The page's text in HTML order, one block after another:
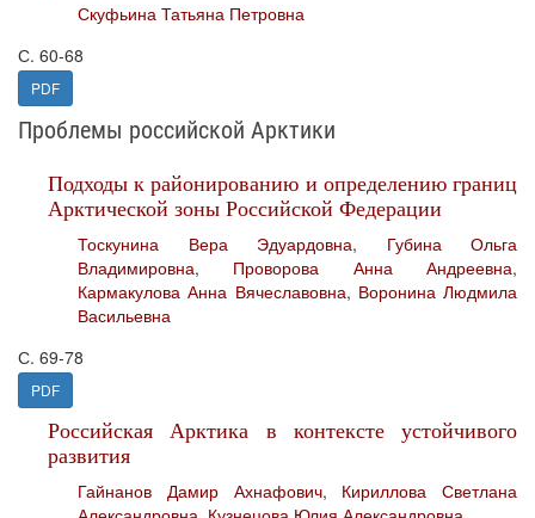
Скуфьина Татьяна Петровна
С. 60-68
PDF
Проблемы российской Арктики
Подходы к районированию и определению границ
Арктической зоны Российской Федерации
Тоскунина Вера Эдуардовна, Губина Ольга
Владимировна, Проворова Анна Андреевна,
Кармакулова Анна Вячеславовна, Воронина Людмила
Васильевна
С. 69-78
PDF
Российская Арктика в контексте устойчивого
развития
Гайнанов Дамир Ахнафович, Кириллова Светлана